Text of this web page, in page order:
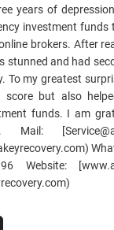
years of
investment funds
brokers. After
stunned and had
To my greatest
but also
funds. I am
Website: